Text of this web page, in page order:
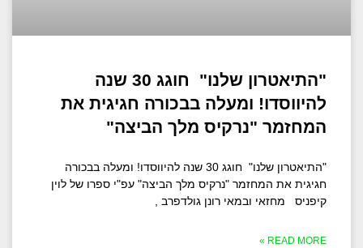
"התיאטרון שלנו" חוגג 30 שנה
להיווסדו! ומעלה בבכורה חגיגית את
המחזמר "נרקיס מלך הביצה"
"התיאטרון שלנו" חוגג 30 שנה להיווסדו! ומעלה בבכורה
חגיגית את המחזמר "נרקיס מלך הביצה" עפ"י ספרו של לוין
קיפניס מחזאי ובמאי רונן גולדפרב ,
READ MORE »